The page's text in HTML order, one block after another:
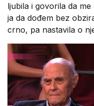
ljubila i govorila da
ja da dođem bez
crno, pa nastavila o